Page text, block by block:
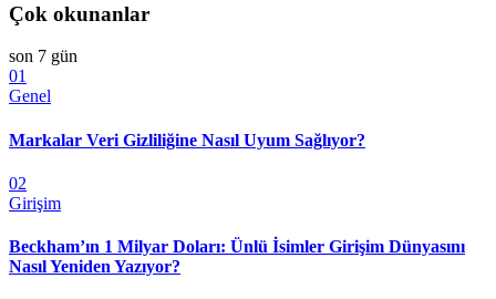
Çok okunanlar
son 7 gün
01
Genel
Markalar Veri Gizliliğine Nasıl Uyum Sağlıyor?
02
Girişim
Beckham’ın 1 Milyar Doları: Ünlü İsimler Girişim Dünyasını
Nasıl Yeniden Yazıyor?